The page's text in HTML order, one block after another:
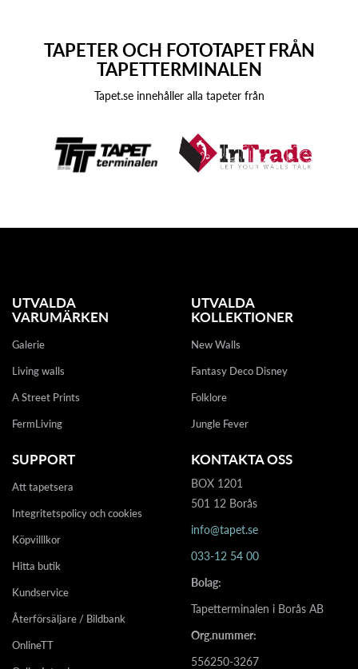
TAPETER OCH FOTOTAPET FRÅN
TAPETTERMINALEN
Tapet.se innehåller alla tapeter från
UTVALDA
VARUMÄRKEN
Galerie
Living walls
A Street Prints
FermLiving
UTVALDA
KOLLEKTIONER
New Walls
Fantasy Deco Disney
Folklore
Jungle Fever
SUPPORT
Att tapetsera
Integritetspolicy och cookies
Köpvilllkor
Hitta butik
Kundservice
Återförsäljare / Bildbank
OnlineTT
KONTAKTA OSS
BOX 1201
501 12 Borås
info@tapet.se
033-12 54 00
Bolag:
Tapetterminalen i Borås AB
Org.nummer:
556250-3267